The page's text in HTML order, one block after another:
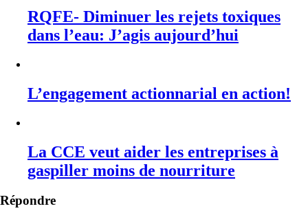
RQFE- Diminuer les rejets toxiques
dans l’eau: J’agis aujourd’hui
L’engagement actionnarial en action!
La CCE veut aider les entreprises à
gaspiller moins de nourriture
Répondre